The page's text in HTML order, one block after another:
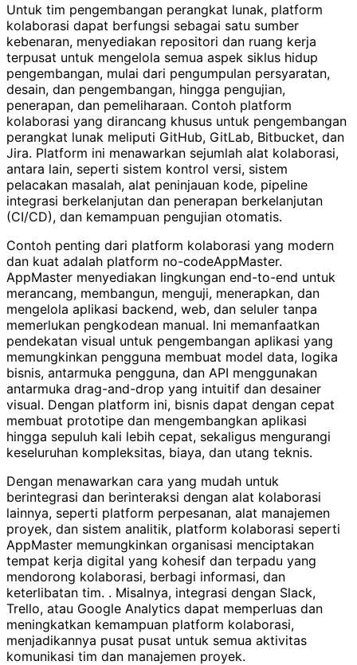
Untuk tim pengembangan perangkat lunak, platform
kolaborasi dapat berfungsi sebagai satu sumber
kebenaran, menyediakan repositori dan ruang kerja
terpusat untuk mengelola semua aspek siklus hidup
pengembangan, mulai dari pengumpulan persyaratan,
desain, dan pengembangan, hingga pengujian,
penerapan, dan pemeliharaan. Contoh platform
kolaborasi yang dirancang khusus untuk pengembangan
perangkat lunak meliputi GitHub, GitLab, Bitbucket, dan
Jira. Platform ini menawarkan sejumlah alat kolaborasi,
antara lain, seperti sistem kontrol versi, sistem
pelacakan masalah, alat peninjauan kode, pipeline
integrasi berkelanjutan dan penerapan berkelanjutan
(CI/CD), dan kemampuan pengujian otomatis.
Contoh penting dari platform kolaborasi yang modern
dan kuat adalah platform no-codeAppMaster.
AppMaster menyediakan lingkungan end-to-end untuk
merancang, membangun, menguji, menerapkan, dan
mengelola aplikasi backend, web, dan seluler tanpa
memerlukan pengkodean manual. Ini memanfaatkan
pendekatan visual untuk pengembangan aplikasi yang
memungkinkan pengguna membuat model data, logika
bisnis, antarmuka pengguna, dan API menggunakan
antarmuka drag-and-drop yang intuitif dan desainer
visual. Dengan platform ini, bisnis dapat dengan cepat
membuat prototipe dan mengembangkan aplikasi
hingga sepuluh kali lebih cepat, sekaligus mengurangi
keseluruhan kompleksitas, biaya, dan utang teknis.
Dengan menawarkan cara yang mudah untuk
berintegrasi dan berinteraksi dengan alat kolaborasi
lainnya, seperti platform perpesanan, alat manajemen
proyek, dan sistem analitik, platform kolaborasi seperti
AppMaster memungkinkan organisasi menciptakan
tempat kerja digital yang kohesif dan terpadu yang
mendorong kolaborasi, berbagi informasi, dan
keterlibatan tim. . Misalnya, integrasi dengan Slack,
Trello, atau Google Analytics dapat memperluas dan
meningkatkan kemampuan platform kolaborasi,
menjadikannya pusat pusat untuk semua aktivitas
komunikasi tim dan manajemen proyek.